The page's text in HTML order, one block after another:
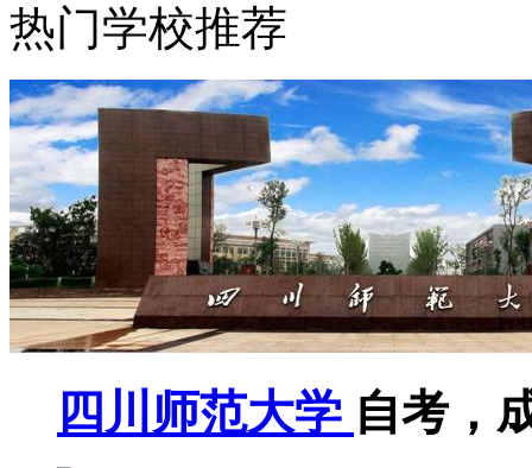
热门学校推荐
四川师范大学 自考，